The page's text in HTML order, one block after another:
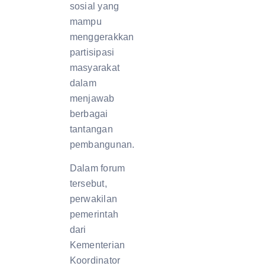
sosial yang
mampu
menggerakkan
partisipasi
masyarakat
dalam
menjawab
berbagai
tantangan
pembangunan.
Dalam forum
tersebut,
perwakilan
pemerintah
dari
Kementerian
Koordinator